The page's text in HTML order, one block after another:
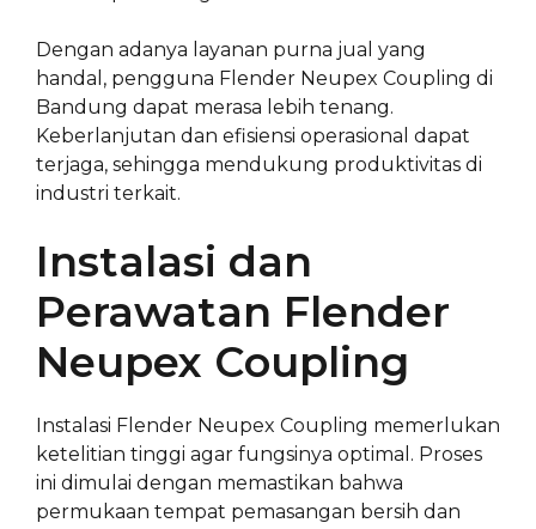
Dengan adanya layanan purna jual yang
handal, pengguna Flender Neupex Coupling di
Bandung dapat merasa lebih tenang.
Keberlanjutan dan efisiensi operasional dapat
terjaga, sehingga mendukung produktivitas di
industri terkait.
Instalasi dan
Perawatan Flender
Neupex Coupling
Instalasi Flender Neupex Coupling memerlukan
ketelitian tinggi agar fungsinya optimal. Proses
ini dimulai dengan memastikan bahwa
permukaan tempat pemasangan bersih dan